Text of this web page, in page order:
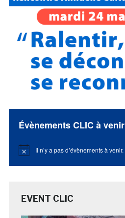
Évènements CLIC à venir
Notice Il n’y a pas d’évènements à venir.
EVENT CLIC